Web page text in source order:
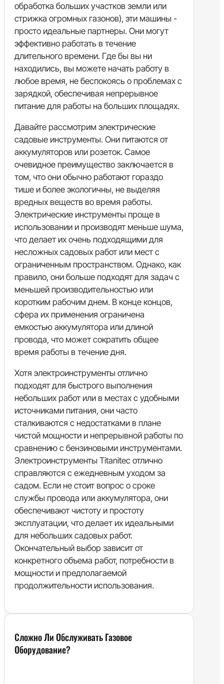
обработка больших участков земли или
стрижка огромных газонов), эти машины -
просто идеальные партнеры. Они могут
эффективно работать в течение
длительного времени. Где бы вы ни
находились, вы можете начать работу в
любое время, не беспокоясь о проблемах с
зарядкой, обеспечивая непрерывное
питание для работы на больших площадях.
Давайте рассмотрим электрические
садовые инструменты. Они питаются от
аккумуляторов или розеток. Самое
очевидное преимущество заключается в
том, что они обычно работают гораздо
тише и более экологичны, не выделяя
вредных веществ во время работы.
Электрические инструменты проще в
использовании и производят меньше шума,
что делает их очень подходящими для
несложных садовых работ или мест с
ограниченным пространством. Однако, как
правило, они больше подходят для задач с
меньшей производительностью или
коротким рабочим днем. В конце концов,
сфера их применения ограничена
емкостью аккумулятора или длиной
провода, что может сократить общее
время работы в течение дня.
Хотя электроинструменты отлично
подходят для быстрого выполнения
небольших работ или в местах с удобными
источниками питания, они часто
сталкиваются с недостатками в плане
чистой мощности и непрерывной работы по
сравнению с бензиновыми инструментами.
Электроинструменты Titanitec отлично
справляются с ежедневным уходом за
садом. Если не стоит вопрос о сроке
службы провода или аккумулятора, они
обеспечивают чистоту и простоту
эксплуатации, что делает их идеальными
для небольших садовых работ.
Окончательный выбор зависит от
конкретного объема работ, потребности в
мощности и предполагаемой
продолжительности использования.
Сложно Ли Обслуживать Газовое
Оборудование?